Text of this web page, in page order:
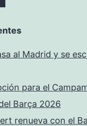
al Madrid y se
para el
Barça 2026
renueva con el